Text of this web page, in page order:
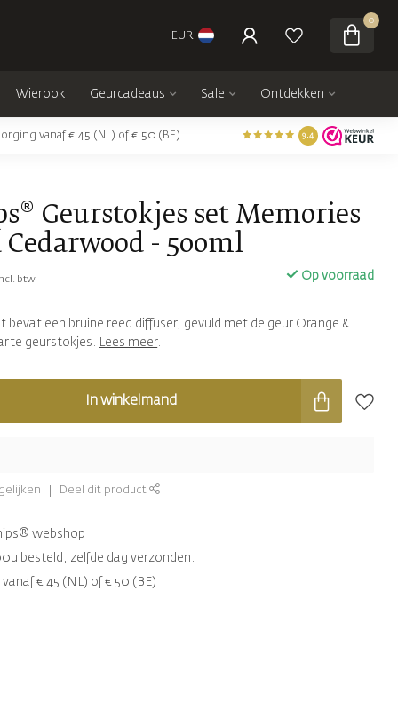
EUR
0
Wierook Geurcadeaus Sale Ontdekken
vanaf € 45 (NL) of € 50 (BE) 9.4
Geurstokjes set Memories
Cedarwood - 500ml
Incl. btw Op voorraad
bevat een bruine reed diffuser, gevuld met de geur Orange &
geurstokjes. Lees meer.
In winkelmand
Deel dit product
webshop
besteld, zelfde dag verzonden.
€ 45 (NL) of € 50 (BE)